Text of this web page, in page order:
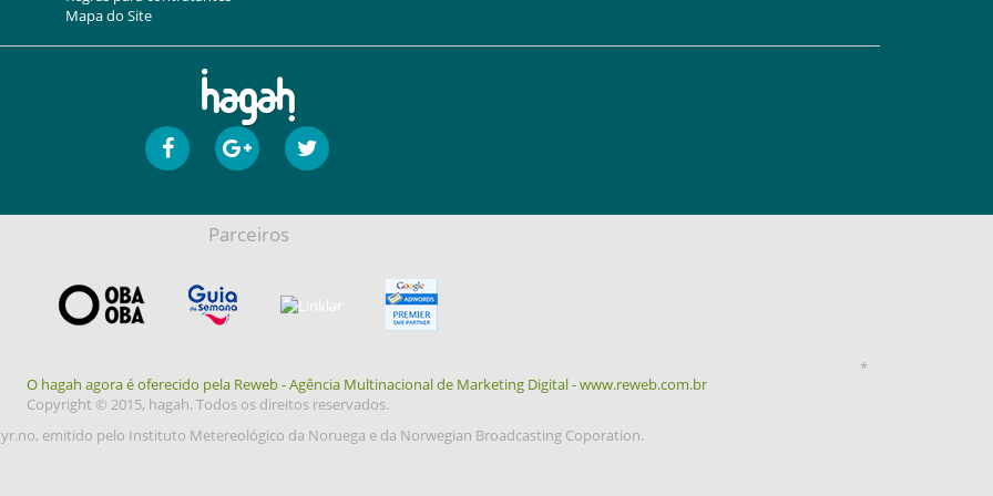
Mapa do Site
Parceiros
O hagah agora é oferecido pela Reweb - Agência Multinacional de Marketing Digital - www.reweb.com.br
Copyright © 2015, hagah. Todos os direitos reservados.
*
emitido pelo Instituto Metereológico da Noruega e da Norwegian Broadcasting Coporation.